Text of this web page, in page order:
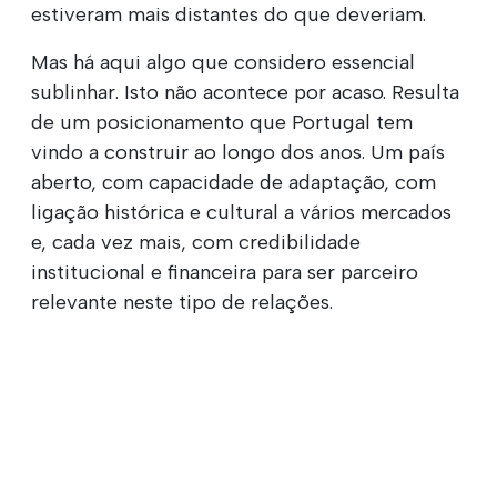
estiveram mais distantes do que deveriam.
Mas há aqui algo que considero essencial
sublinhar. Isto não acontece por acaso. Resulta
de um posicionamento que Portugal tem
vindo a construir ao longo dos anos. Um país
aberto, com capacidade de adaptação, com
ligação histórica e cultural a vários mercados
e, cada vez mais, com credibilidade
institucional e financeira para ser parceiro
relevante neste tipo de relações.